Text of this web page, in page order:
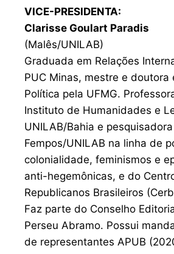
VICE-PRESIDENTA:
Clarisse Goulart Paradis
(Malês/UNILAB)
Graduada em Relações
PUC Minas, mestre e doutora
Política pela UFMG.
Instituto de Humanidades e
UNILAB/Bahia e
Fempos/UNILAB na linha de
colonialidade, feminismos e
anti-hegemônicas, e do
Republicanos Brasileiros
Faz parte do Conselho
Perseu Abramo. Possui
de representantes APUB